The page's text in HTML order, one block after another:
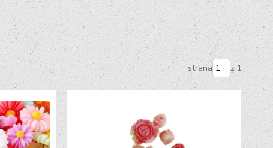
strana z 1